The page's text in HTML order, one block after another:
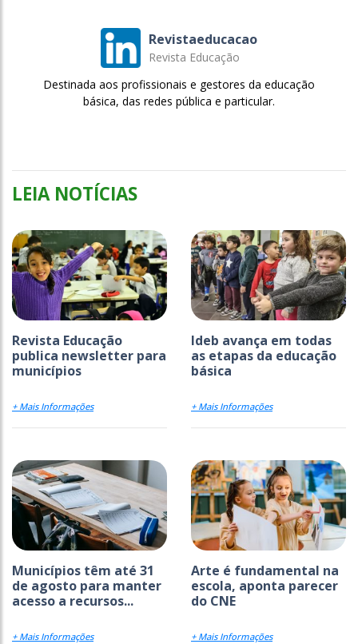
Revistaeducacao
Revista Educação
Destinada aos profissionais e gestores da educação
básica, das redes pública e particular.
LEIA NOTÍCIAS
Revista Educação
publica newsletter para
municípios
+ Mais Informações
Ideb avança em todas
as etapas da educação
básica
+ Mais Informações
Municípios têm até 31
de agosto para manter
acesso a recursos...
+ Mais Informações
Arte é fundamental na
escola, aponta parecer
do CNE
+ Mais Informações